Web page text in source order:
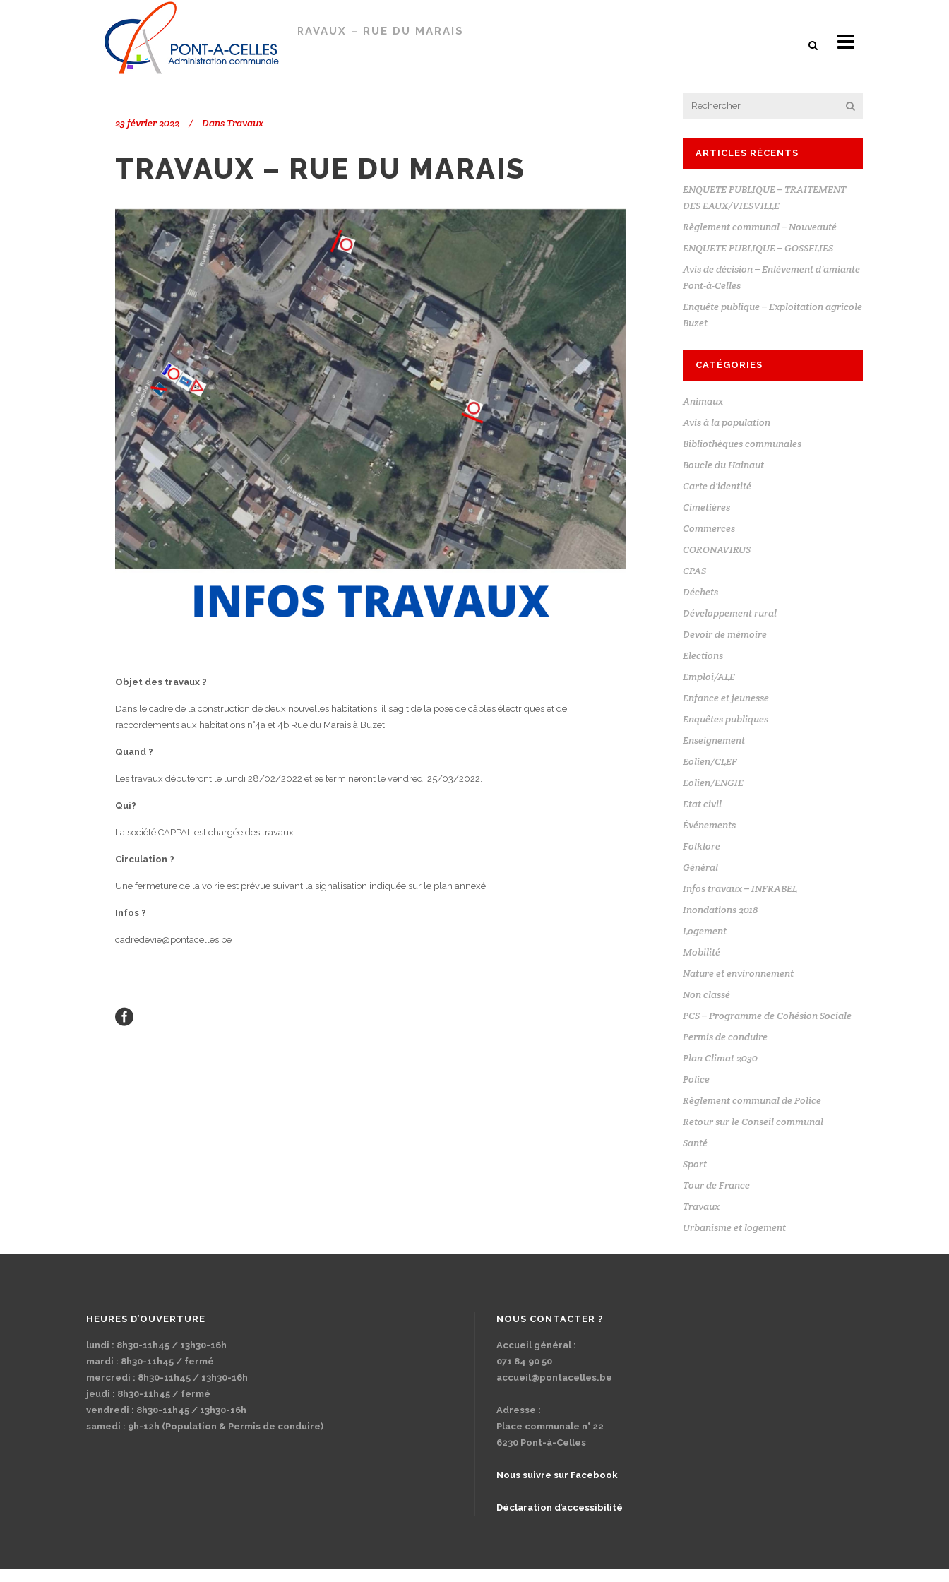
PONT-À-CELLES TRAVAUX – RUE DU MARAIS
23 février 2022 Dans Travaux
TRAVAUX – RUE DU MARAIS
Objet des travaux ?
Dans le cadre de la construction de deux nouvelles habitations, il s’agit de la pose de câbles électriques et de
raccordements aux habitations n°4a et 4b Rue du Marais à Buzet.
Quand ?
Les travaux débuteront le lundi 28/02/2022 et se termineront le vendredi 25/03/2022.
Qui?
La société CAPPAL est chargée des travaux.
Circulation ?
Une fermeture de la voirie est prévue suivant la signalisation indiquée sur le plan annexé.
Infos ?
cadredevie@pontacelles.be
ARTICLES RÉCENTS
ENQUETE PUBLIQUE – TRAITEMENT
DES EAUX/VIESVILLE
Règlement communal – Nouveauté
ENQUETE PUBLIQUE – GOSSELIES
Avis de décision – Enlèvement d’amiante
Pont-à-Celles
Enquête publique – Exploitation agricole
Buzet
CATÉGORIES
Animaux
Avis à la population
Bibliothèques communales
Boucle du Hainaut
Carte d'identité
Cimetières
Commerces
CORONAVIRUS
CPAS
Déchets
Développement rural
Devoir de mémoire
Elections
Emploi/ALE
Enfance et jeunesse
Enquêtes publiques
Enseignement
Eolien/CLEF
Eolien/ENGIE
Etat civil
Événements
Folklore
Général
Infos travaux – INFRABEL
Inondations 2018
Logement
Mobilité
Nature et environnement
Non classé
PCS – Programme de Cohésion Sociale
Permis de conduire
Plan Climat 2030
Police
Règlement communal de Police
Retour sur le Conseil communal
Santé
Sport
Tour de France
Travaux
Urbanisme et logement
HEURES D’OUVERTURE
lundi : 8h30-11h45 / 13h30-16h
mardi : 8h30-11h45 / fermé
mercredi : 8h30-11h45 / 13h30-16h
jeudi : 8h30-11h45 / fermé
vendredi : 8h30-11h45 / 13h30-16h
samedi : 9h-12h (Population & Permis de conduire)
NOUS CONTACTER ?
Accueil général :
071 84 90 50
accueil@pontacelles.be
Adresse :
Place communale n° 22
6230 Pont-à-Celles
Nous suivre sur Facebook
Déclaration d’accessibilité